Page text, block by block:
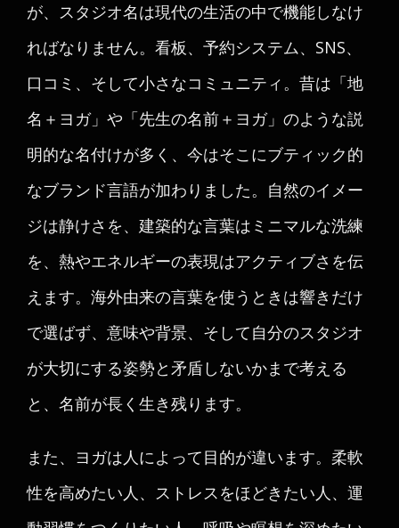
が、スタジオ名は現代の生活の中で機能しなけ
ればなりません。看板、予約システム、SNS、
口コミ、そして小さなコミュニティ。昔は「地
名＋ヨガ」や「先生の名前＋ヨガ」のような説
明的な名付けが多く、今はそこにブティック的
なブランド言語が加わりました。自然のイメー
ジは静けさを、建築的な言葉はミニマルな洗練
を、熱やエネルギーの表現はアクティブさを伝
えます。海外由来の言葉を使うときは響きだけ
で選ばず、意味や背景、そして自分のスタジオ
が大切にする姿勢と矛盾しないかまで考える
と、名前が長く生き残ります。
また、ヨガは人によって目的が違います。柔軟
性を高めたい人、ストレスをほどきたい人、運